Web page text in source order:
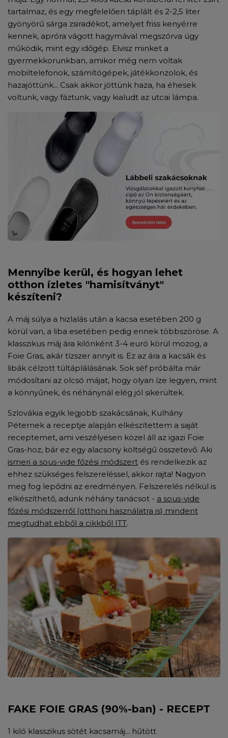
tartalmaz, és egy megfelelően táplált és 2-2,5 liter
gyönyörű sárga zsiradékot, amelyet friss kenyérre
kennek, apróra vágott hagymával megszórva úgy
működik, mint egy időgép. Elvisz minket a
gyermekkorunkban, amikor még nem voltak
mobiltelefonok, számítógépek, játékkonzolok, és
hazajöttünk... Csak akkor jöttünk haza, ha éhesek
voltunk, vagy fáztunk, vagy kialudt az utcai lámpa.
Mennyibe kerül, és hogyan lehet
otthon ízletes "hamisítványt"
készíteni?
A máj súlya a hizlalás után a kacsa esetében 200 g
körül van, a liba esetében pedig ennek többszöröse. A
klasszikus máj ára kilónként 3-4 euró körül mozog, a
Foie Gras, akár tízszer annyit is. Ez az ára a kacsák és
libák célzott túltáplálásának. Sok séf próbálta már
módosítani az olcsó májat, hogy olyan íze legyen, mint
a könnyűnek, és néhánynál elég jól sikerültek.
Szlovákia egyik legjobb szakácsának, Kulhány
Péternek a receptje alapján elkészítettem a saját
receptemet, ami veszélyesen közel áll az igazi Foie
Gras-hoz, bár ez egy alacsony költségű összetevő. Aki
ismeri a sous-vide főzési módszert és rendelkezik az
ehhez szükséges felszereléssel, akkor rajta! Nagyon
meg fog lepődni az eredményen. Felszerelés nélkül is
elkészíthető, adunk néhány tanácsot - a sous-vide
főzési módszerről (otthoni használatra is) mindent
megtudhat ebből a cikkből ITT.
FAKE FOIE GRAS (90%-ban) - RECEPT
1 kiló klasszikus sötét kacsamáj... hűtött